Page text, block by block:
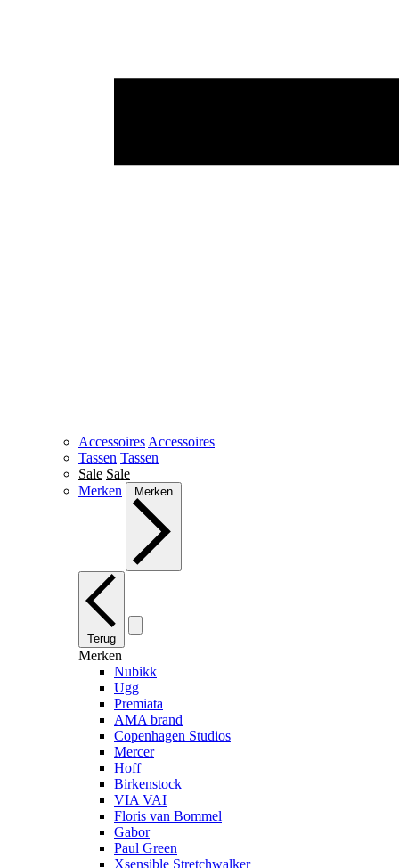
Accessoires Accessoires
Tassen Tassen
Sale Sale
Merken
Merken
Terug
Merken
Nubikk
Ugg
Premiata
AMA brand
Copenhagen Studios
Mercer
Hoff
Birkenstock
VIA VAI
Floris van Bommel
Gabor
Paul Green
Xsensible Stretchwalker